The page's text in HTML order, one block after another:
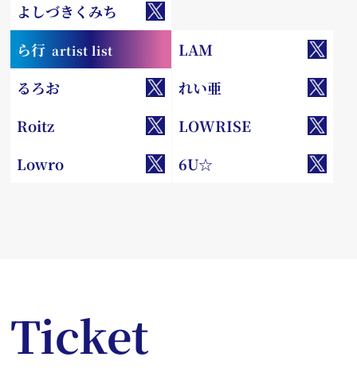
よしづきくみち
ら行 artist list LAM
るろお れい亜
Roitz LOWRISE
Lowro 6U☆
Ticket